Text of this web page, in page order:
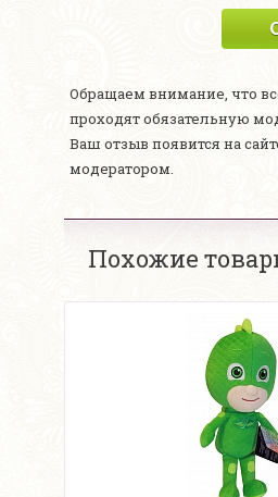
Обращаем внимание, что
проходят обязательную
Ваш отзыв появится на
модератором.
Похожие